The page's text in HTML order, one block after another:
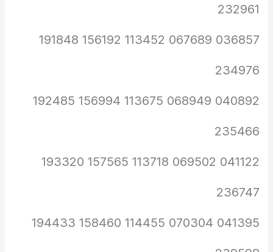
232961
036857 067689 113452 156192 191848
234976
040892 068949 113675 156994 192485
235466
041122 069502 113718 157565 193320
236747
041395 070304 114455 158460 194433